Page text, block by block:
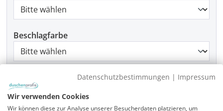
Beschlagfarbe
Datenschutzbestimmungen | Impressum
Wir verwenden Cookies
Wir können diese zur Analyse unserer Besucherdaten platzieren, um